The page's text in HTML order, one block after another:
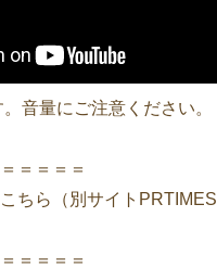
音量にご注意ください。
＝＝＝＝
ちら（別サイト
＝＝＝＝